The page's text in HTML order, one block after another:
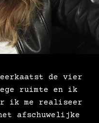
de vier
ruimte en ik
ik me realiseer
afschuwelijke